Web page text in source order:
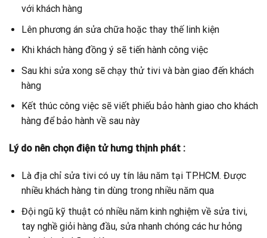
với khách hàng
Lên phương án sửa chữa hoặc thay thế linh kiện
Khi khách hàng đồng ý sẽ tiến hành công việc
Sau khi sửa xong sẽ chạy thử tivi và bàn giao đến khách
hàng
Kết thúc công việc sẽ viết phiếu bảo hành giao cho khách
hàng để bảo hành về sau này
Lý do nên chọn điện tử hưng thịnh phát :
Là địa chỉ sửa tivi có uy tín lâu năm tại TP.HCM. Được
nhiều khách hàng tin dùng trong nhiều năm qua
Đội ngũ kỹ thuật có nhiều năm kinh nghiệm về sửa tivi,
tay nghề giỏi hàng đầu, sửa nhanh chóng các hư hỏng